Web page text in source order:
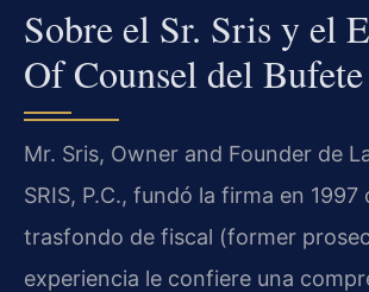
Sobre el Sr. Sris y el
Of Counsel del Bufete
Mr. Sris, Owner and Founder de
SRIS, P.C., fundó la firma en 1997
trasfondo de fiscal (former
experiencia le confiere una